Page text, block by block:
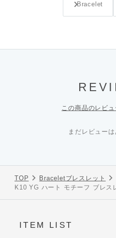
Bracelet
この商品のレビ
まだレビュー
TOP Braceletブレスレット
K10 YG ハート モチーフ ブレス
ITEM LIST